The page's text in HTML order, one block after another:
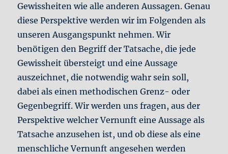
Gewissheiten wie alle anderen Aussagen. Genau
diese Perspektive werden wir im Folgenden als
unseren Ausgangspunkt nehmen. Wir
benötigen den Begriff der Tatsache, die jede
Gewissheit übersteigt und eine Aussage
auszeichnet, die notwendig wahr sein soll,
dabei als einen methodischen Grenz- oder
Gegenbegriff. Wir werden uns fragen, aus der
Perspektive welcher Vernunft eine Aussage als
Tatsache anzusehen ist, und ob diese als eine
menschliche Vernunft angesehen werden